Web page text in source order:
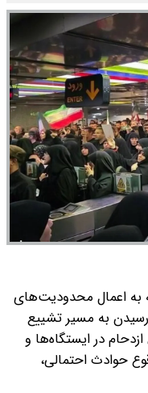
به اعمال محدودیت‌های
رسیدن به مسیر تشییع
در ایستگاه‌ها و
حوادث احتمالی،